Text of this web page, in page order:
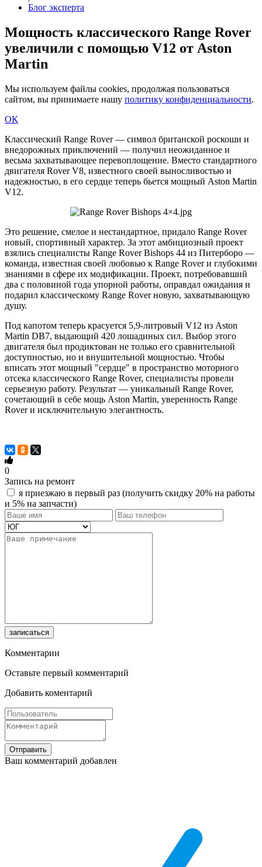
Блог эксперта
Мощность классического Range Rover
увеличили с помощью V12 от Aston
Martin
Мы используем файлы cookies, продолжая пользоваться
сайтом, вы принимаете нашу политику конфиденциальности.
ОК
Классический Range Rover — символ британской роскоши и
внедорожных приключений — получил неожиданное и
весьма захватывающее перевоплощение. Вместо стандартного
двигателя Rover V8, известного своей выносливостью и
надежностью, в его сердце теперь бьется мощный Aston Martin
V12.
Это решение, смелое и нестандартное, придало Range Rover
новый, спортивный характер. За этот амбициозный проект
взялись специалисты Range Rover Bishops 44 из Питерборо —
команда, известная своей любовью к Range Rover и глубокими
знаниями в сфере их модификации. Проект, потребовавший
два с половиной года упорной работы, оправдал ожидания и
подарил классическому Range Rover новую, захватывающую
душу.
Под капотом теперь красуется 5,9-литровый V12 из Aston
Martin DB7, выдающий 420 лошадиных сил. Выбор этого
двигателя был продиктован не только его сравнительной
доступностью, но и внушительной мощностью. Чтобы
вписать этот мощный "сердце" в пространство моторного
отсека классического Range Rover, специалисты провели
серьезную работу. Результат — уникальный Range Rover,
сочетающий в себе мощь Aston Martin, уверенность Range
Rover и исключительную элегантность.
0
Запись на ремонт
я приезжаю в первый раз (получить скидку 20% на работы
и 5% на запчасти)
записаться
Комментарии
Оставьте первый комментарий
Добавить коментарий
Отправить
Ваш комментарий добавлен